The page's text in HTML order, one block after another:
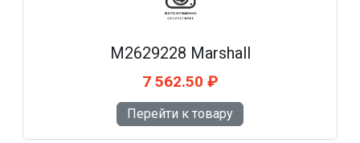
M2629228 Marshall
7 562.50 ₽
Перейти к товару